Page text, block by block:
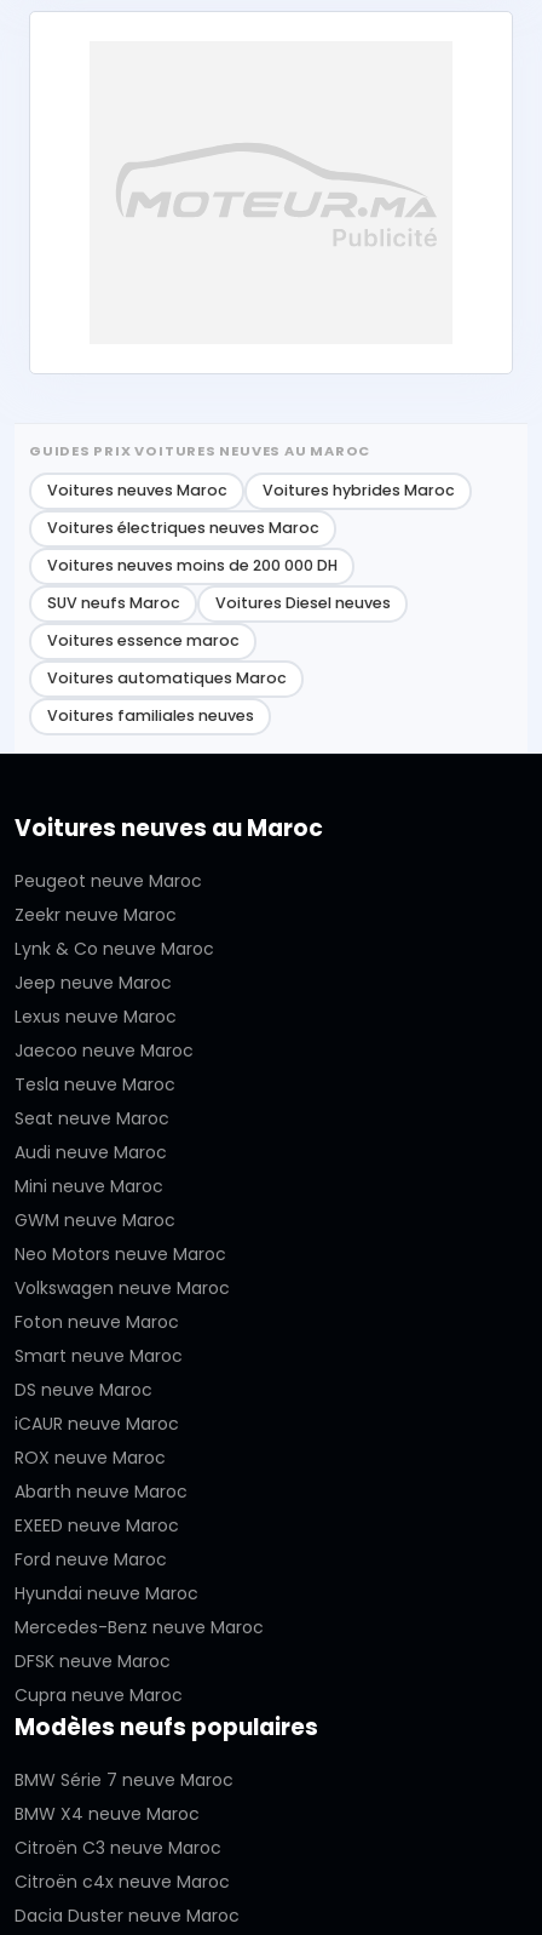
GUIDES PRIX VOITURES NEUVES AU MAROC
Voitures neuves Maroc
Voitures hybrides Maroc
Voitures électriques neuves Maroc
Voitures neuves moins de 200 000 DH
SUV neufs Maroc
Voitures Diesel neuves
Voitures essence maroc
Voitures automatiques Maroc
Voitures familiales neuves
Voitures neuves au Maroc
Peugeot neuve Maroc
Zeekr neuve Maroc
Lynk & Co neuve Maroc
Jeep neuve Maroc
Lexus neuve Maroc
Jaecoo neuve Maroc
Tesla neuve Maroc
Seat neuve Maroc
Audi neuve Maroc
Mini neuve Maroc
GWM neuve Maroc
Neo Motors neuve Maroc
Volkswagen neuve Maroc
Foton neuve Maroc
Smart neuve Maroc
DS neuve Maroc
iCAUR neuve Maroc
ROX neuve Maroc
Abarth neuve Maroc
EXEED neuve Maroc
Ford neuve Maroc
Hyundai neuve Maroc
Mercedes-Benz neuve Maroc
DFSK neuve Maroc
Cupra neuve Maroc
Modèles neufs populaires
BMW Série 7 neuve Maroc
BMW X4 neuve Maroc
Citroën C3 neuve Maroc
Citroën c4x neuve Maroc
Dacia Duster neuve Maroc